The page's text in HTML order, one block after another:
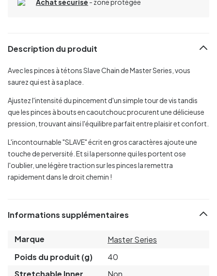
Achat sécurisé - zone protégée
Description du produit
Avec les pinces à tétons Slave Chain de Master Series, vous
saurez qui est à sa place.
Ajustez l'intensité du pincement d'un simple tour de vis tandis
que les pinces à bouts en caoutchouc procurent une délicieuse
pression, trouvant ainsi l'équilibre parfait entre plaisir et confort.
L'incontournable "SLAVE" écrit en gros caractères ajoute une
touche de perversité. Et si la personne qui les portent ose
l'oublier, une légère traction sur les pinces la remettra
rapidement dans le droit chemin !
Informations supplémentaires
Marque
Master Series
Poids du produit (g)
40
Stretchable Inner
Non